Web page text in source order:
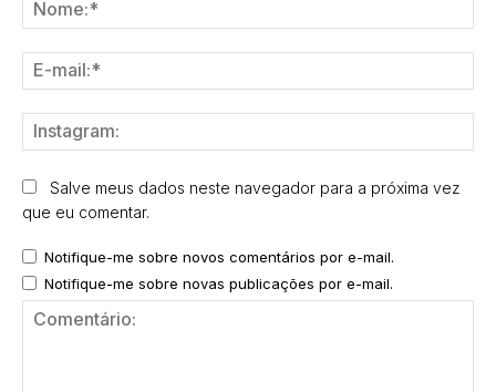
Salve meus dados neste navegador para a próxima vez
que eu comentar.
Notifique-me sobre novos comentários por e-mail.
Notifique-me sobre novas publicações por e-mail.